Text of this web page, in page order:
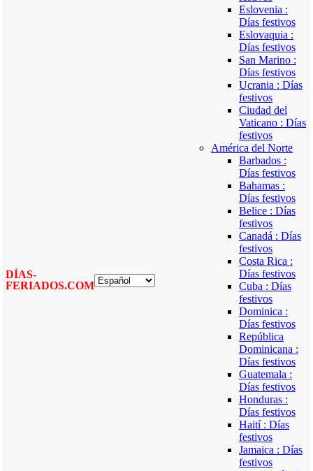
DÍAS-
FERIADOS.COM
Eslovenia :
Días festivos
Eslovaquia :
Días festivos
San Marino :
Días festivos
Ucrania : Días
festivos
Ciudad del
Vaticano : Días
festivos
América del Norte
Barbados :
Días festivos
Bahamas :
Días festivos
Belice : Días
festivos
Canadá : Días
festivos
Costa Rica :
Días festivos
Cuba : Días
festivos
Dominica :
Días festivos
República
Dominicana :
Días festivos
Guatemala :
Días festivos
Honduras :
Días festivos
Haití : Días
festivos
Jamaica : Días
festivos